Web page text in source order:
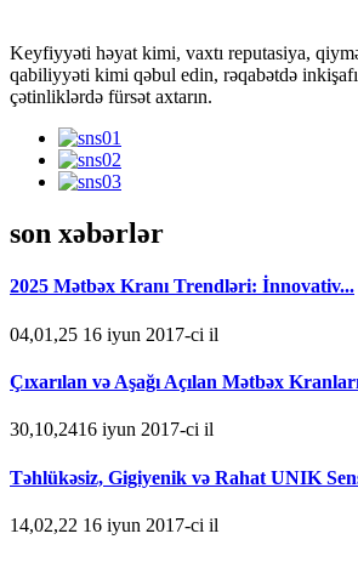
Keyfiyyəti həyat kimi, vaxtı reputasiya,
qabiliyyəti kimi qəbul edin, rəqabətdə
çətinliklərdə fürsət axtarın.
son xəbərlər
2025 Mətbəx Kranı Trendləri: İnnovativ...
04,01,25 16 iyun 2017-ci il
Çıxarılan və Aşağı Açılan Mətbəx
30,10,2416 iyun 2017-ci il
Təhlükəsiz, Gigiyenik və Rahat UNIK
14,02,22 16 iyun 2017-ci il